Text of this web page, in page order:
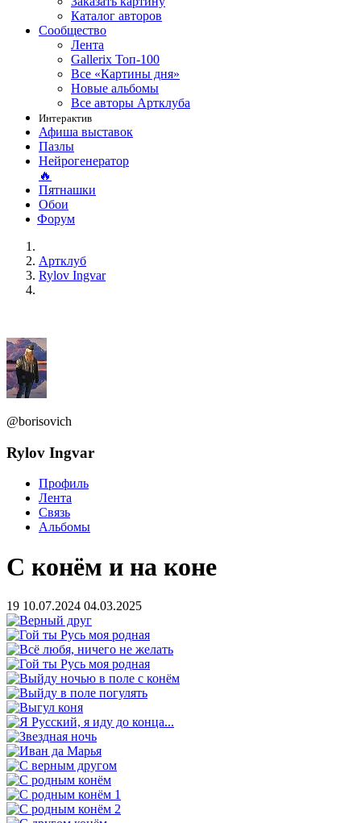
Каталог авторов
Сообщество
Лента
Gallerix Топ-100
Все «Картины дня»
Новые альбомы
Все авторы Артклуба
Интерактив
Афиша выставок
Пазлы
Нейрогенератор
🔥
Пятнашки
Обои
Форум
Артклуб
Rylov Ingvar
@borisovich
Rylov Ingvar
Профиль
Лента
Связь
Альбомы
С конём и на коне
19 10.07.2024 04.03.2025